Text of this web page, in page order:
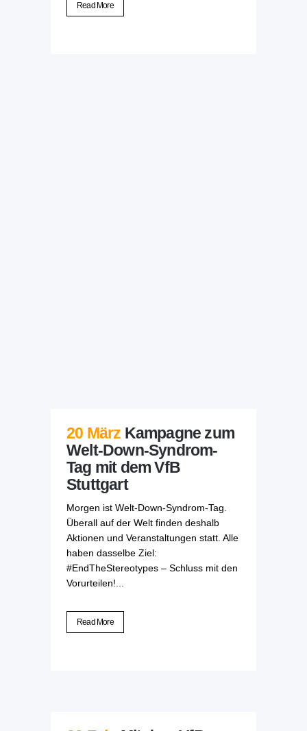
Read More
20 März Kampagne zum
Welt-Down-Syndrom-
Tag mit dem VfB
Stuttgart
Morgen ist Welt-Down-Syndrom-Tag.
Überall auf der Welt finden deshalb
Aktionen und Veranstaltungen statt. Alle
haben dasselbe Ziel:
#EndTheStereotypes – Schluss mit den
Vorurteilen!...
Read More